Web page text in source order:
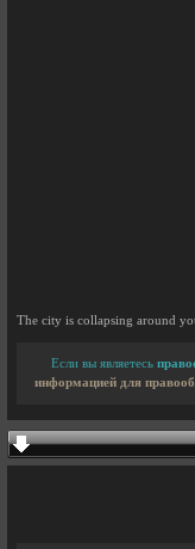
The city is collapsing around
Если вы являетесь
информацией для